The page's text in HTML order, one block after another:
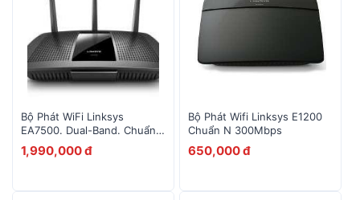
Bộ Phát WiFi Linksys
EA7500. Dual-Band. Chuẩn
AC1900 MU-MIMO
1,990,000 đ
Bộ Phát Wifi Linksys E1200
Chuẩn N 300Mbps
650,000 đ